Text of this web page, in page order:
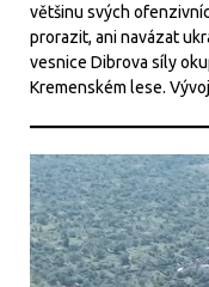
většinu svých
prorazit, ani navázat
vesnice Dibrova síly
Kremenském lese.